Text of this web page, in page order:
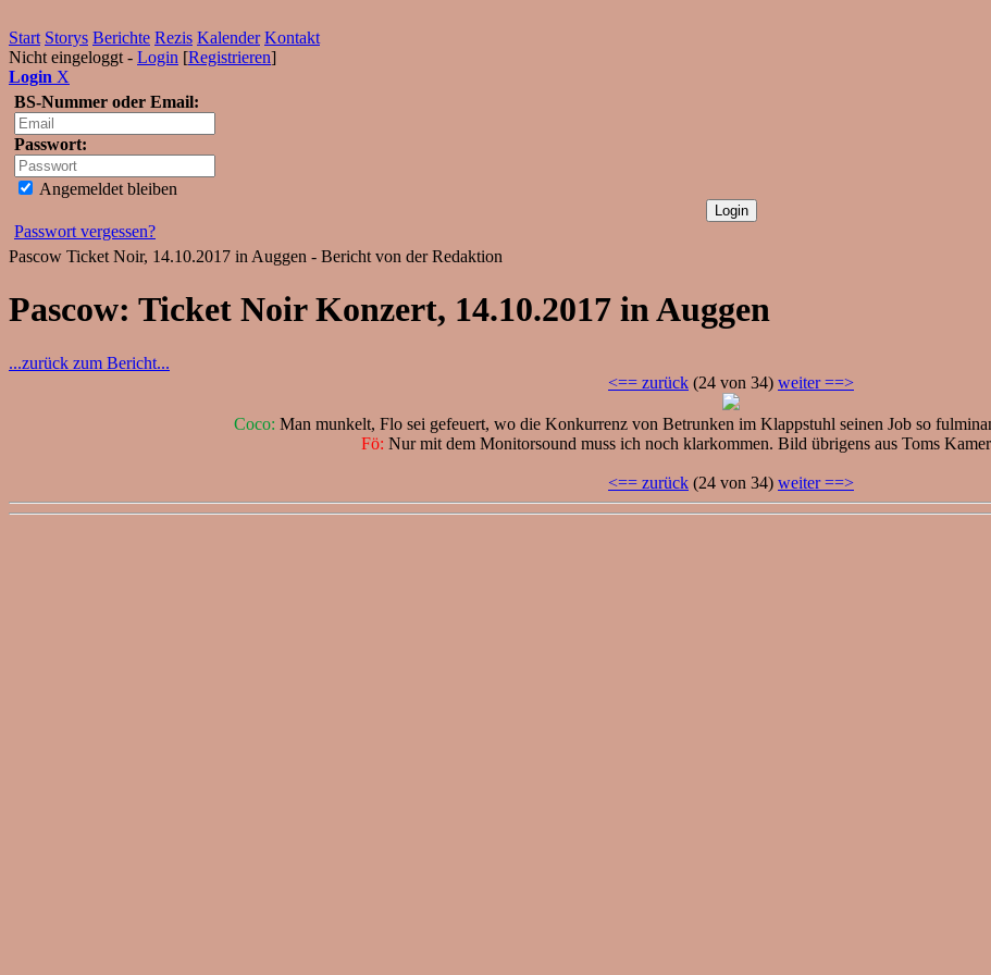
Start Storys Berichte Rezis Kalender Kontakt
Nicht eingeloggt - Login [Registrieren]
Login X
BS-Nummer oder Email:
Passwort:
Angemeldet bleiben
Passwort vergessen?
Pascow Ticket Noir, 14.10.2017 in Auggen - Bericht von der Redaktion
Pascow: Ticket Noir Konzert, 14.10.2017 in Auggen
...zurück zum Bericht...
<== zurück (24 von 34) weiter ==>
Coco: Man munkelt, Flo sei gefeuert, wo die Konkurrenz von Betrunken im Klappstuhl seinen Job so
Fö: Nur mit dem Monitorsound muss ich noch klarkommen. Bild übrigens aus Toms
<== zurück (24 von 34) weiter ==>